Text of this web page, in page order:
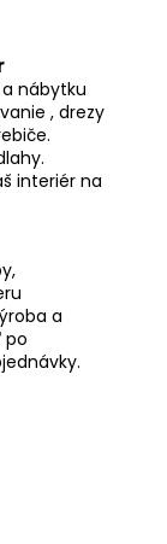
nábytku
, drezy
interiér na
a
po